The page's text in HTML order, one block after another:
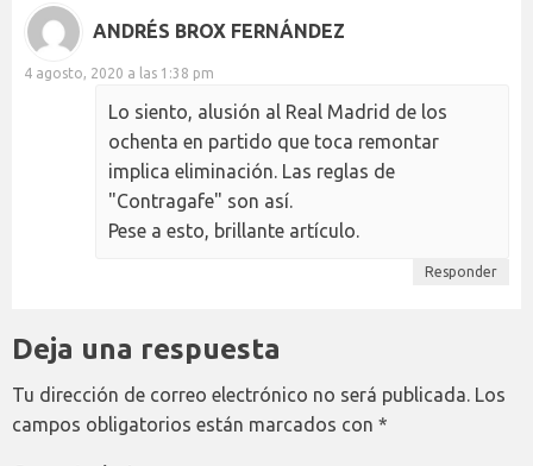
ANDRÉS BROX FERNÁNDEZ
4 agosto, 2020 a las 1:38 pm
Lo siento, alusión al Real Madrid de los
ochenta en partido que toca remontar
implica eliminación. Las reglas de
"Contragafe" son así.
Pese a esto, brillante artículo.
Responder
Deja una respuesta
Tu dirección de correo electrónico no será publicada. Los
campos obligatorios están marcados con *